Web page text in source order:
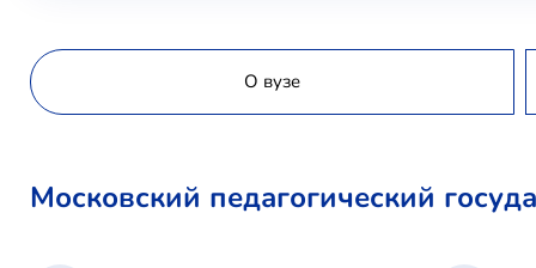
О вузе
Московский педагогический